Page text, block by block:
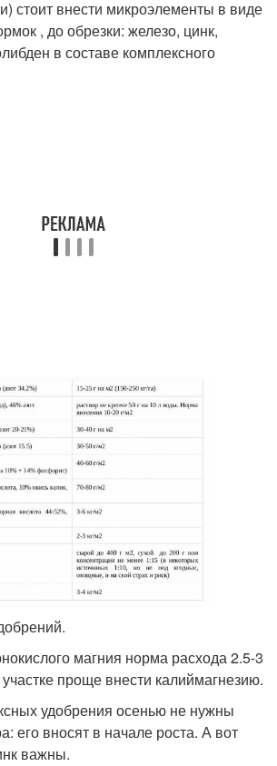
стоит внести микроэлементы в виде
, до обрезки: железо, цинк,
в составе комплексного
магния норма расхода 2.5-3
проще внести калиймагнезию.
удобрения осенью не нужны
его вносят в начале роста. А вот
важны.